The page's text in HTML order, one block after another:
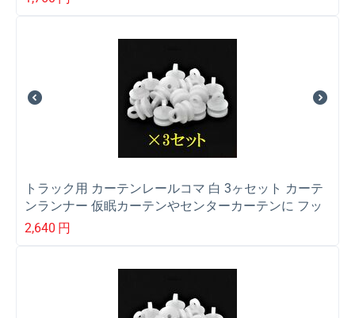
トラック用 カーテンレールコマ 白 3ヶセット カーテ
ンランナー 仮眠カーテンやセンターカーテンに フッ
クかけ
2,640 円